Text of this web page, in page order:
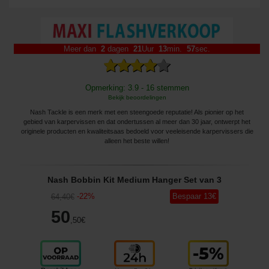
Meer dan 2 dagen 21 Uur 13min. 56sec.
Opmerking: 3.9 - 16 stemmen
Bekijk beoordelingen
Nash Tackle is een merk met een steengoede reputatie! Als pionier op het
gebied van karpervissen en dat ondertussen al meer dan 30 jaar, ontwerpt het
originele producten en kwaliteitsaas bedoeld voor veeleisende karpervissers die
alleen het beste willen!
Nash Bobbin Kit Medium Hanger Set van 3
64 ,40€ -22%
50,50€
Bespaar 13€